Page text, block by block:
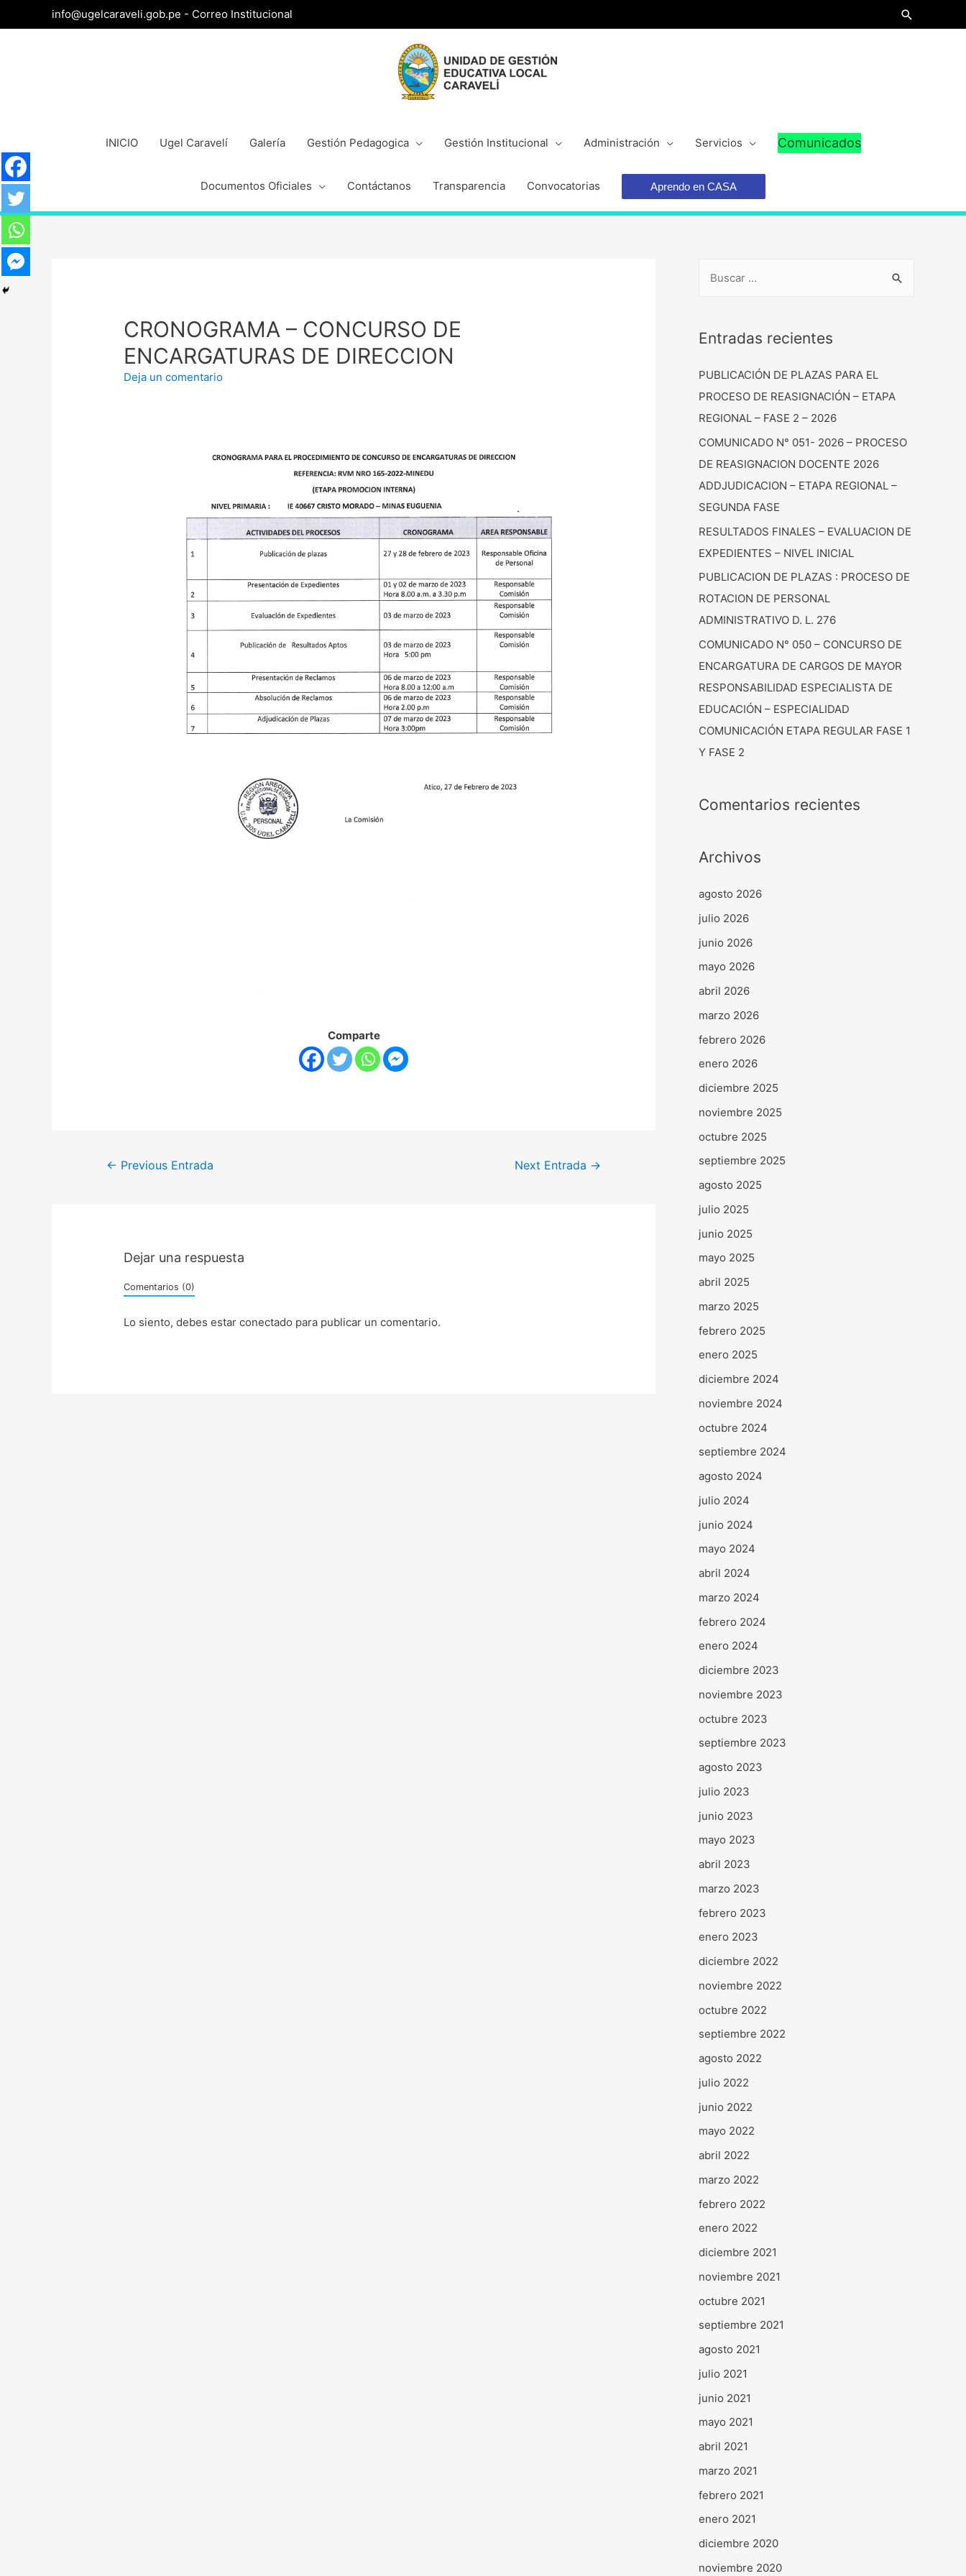
info@ugelcaraveli.gob.pe - Correo Institucional
INICIO Ugel Caravelí Galería Gestión Pedagogica Gestión Institucional Administración Servicios Comunicados
Documentos Oficiales Contáctanos Transparencia Convocatorias Aprendo en CASA
CRONOGRAMA – CONCURSO DE
ENCARGATURAS DE DIRECCION
Deja un comentario
Comparte
← Previous Entrada Next Entrada →
Dejar una respuesta
Comentarios (0)
Lo siento, debes estarconectado para publicar un comentario.
Entradas recientes
PUBLICACIÓN DE PLAZAS PARA EL
PROCESO DE REASIGNACIÓN – ETAPA
REGIONAL – FASE 2 – 2026
COMUNICADO N° 051- 2026 – PROCESO
DE REASIGNACION DOCENTE 2026
ADDJUDICACION – ETAPA REGIONAL –
SEGUNDA FASE
RESULTADOS FINALES – EVALUACION DE
EXPEDIENTES – NIVEL INICIAL
PUBLICACION DE PLAZAS : PROCESO DE
ROTACION DE PERSONAL
ADMINISTRATIVO D. L. 276
COMUNICADO N° 050 – CONCURSO DE
ENCARGATURA DE CARGOS DE MAYOR
RESPONSABILIDAD ESPECIALISTA DE
EDUCACIÓN – ESPECIALIDAD
COMUNICACIÓN ETAPA REGULAR FASE 1
Y FASE 2
Comentarios recientes
Archivos
agosto 2026
julio 2026
junio 2026
mayo 2026
abril 2026
marzo 2026
febrero 2026
enero 2026
diciembre 2025
noviembre 2025
octubre 2025
septiembre 2025
agosto 2025
julio 2025
junio 2025
mayo 2025
abril 2025
marzo 2025
febrero 2025
enero 2025
diciembre 2024
noviembre 2024
octubre 2024
septiembre 2024
agosto 2024
julio 2024
junio 2024
mayo 2024
abril 2024
marzo 2024
febrero 2024
enero 2024
diciembre 2023
noviembre 2023
octubre 2023
septiembre 2023
agosto 2023
julio 2023
junio 2023
mayo 2023
abril 2023
marzo 2023
febrero 2023
enero 2023
diciembre 2022
noviembre 2022
octubre 2022
septiembre 2022
agosto 2022
julio 2022
junio 2022
mayo 2022
abril 2022
marzo 2022
febrero 2022
enero 2022
diciembre 2021
noviembre 2021
octubre 2021
septiembre 2021
agosto 2021
julio 2021
junio 2021
mayo 2021
abril 2021
marzo 2021
febrero 2021
enero 2021
diciembre 2020
noviembre 2020